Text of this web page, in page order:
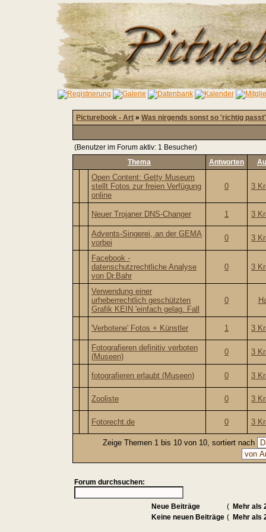
Picturebook - Art » Was nirgends sonst so 'richtig passt'
(Benutzer im Forum aktiv: 1 Besucher)
Thema
Antworten
Open Content: Getty Museum
stellt Fotos zur freien Verfügung
online
0 3
Neuer Trojaner DNS-Changer 1 3
Advents-Singerei, an der GEMA
vorbei
0 3
Facebook -
datenschutzrechtliche Analyse
von Dr.Bahr
0 3
Verwendung einer
urheberrechtlich geschützten
Grafik KEIN 'einfach gelag. Fall
0
'Verbotene' Fotos + Künstler 1 3
Fotografieren definitiv verboten
(Museen)
0 3
fotografieren erlaubt (Museen) 0 3
Zooliste 0 3
Fotorecht.de 0 3
Zeige Themen 1 bis 10 von 10, sortiert nach
Forum durchsuchen:
Neue Beiträge ( Mehr als
Keine neuen Beiträge ( Mehr als